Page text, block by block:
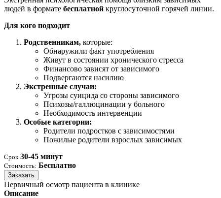
людей в формате бесплатной круглосуточной горячей линии.
Для кого подходит
Родственникам, которые:
Обнаружили факт употребления
Живут в состоянии хронического стресса
Финансово зависят от зависимого
Подвергаются насилию
Экстренные случаи:
Угрозы суицида со стороны зависимого
Психозы/галлюцинации у больного
Необходимость интервенции
Особые категории:
Родители подростков с зависимостями
Пожилые родители взрослых зависимых
Срок 30-45 минут
Стоимость: Бесплатно
Заказать
Первичный осмотр пациента в клинике
Описание